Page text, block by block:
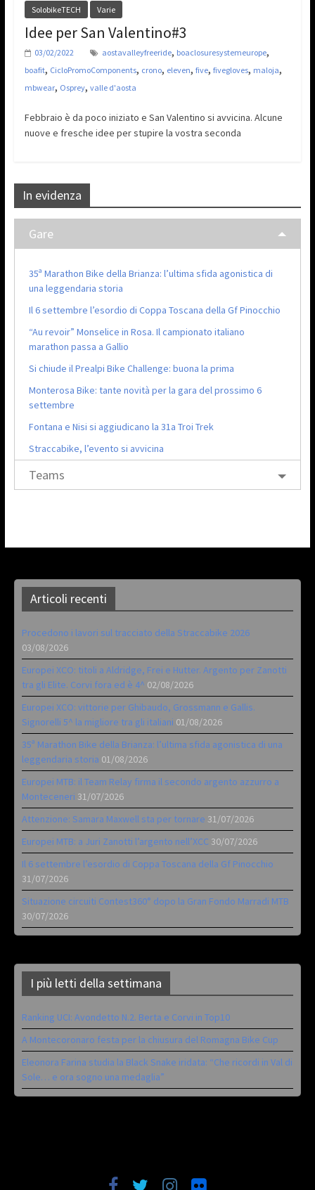
SolobikeTECH Varie
Idee per San Valentino#3
03/02/2022 aostavalleyfreeride, boaclosuresystemeurope,
boafit, CicloPromoComponents, crono, eleven, five, fivegloves, maloja,
mbwear, Osprey, valle d'aosta
Febbraio è da poco iniziato e San Valentino si avvicina. Alcune
nuove e fresche idee per stupire la vostra seconda
In evidenza
Gare
35ª Marathon Bike della Brianza: l’ultima sfida agonistica di
una leggendaria storia
Il 6 settembre l’esordio di Coppa Toscana della Gf Pinocchio
“Au revoir” Monselice in Rosa. Il campionato italiano
marathon passa a Gallio
Si chiude il Prealpi Bike Challenge: buona la prima
Monterosa Bike: tante novità per la gara del prossimo 6
settembre
Fontana e Nisi si aggiudicano la 31a Troi Trek
Straccabike, l’evento si avvicina
Teams
Articoli recenti
Procedono i lavori sul tracciato della Straccabike 2026
03/08/2026
Europei XCO: titoli a Aldridge, Frei e Hutter. Argento per Zanotti
tra gli Elite. Corvi fora ed è 4^ 02/08/2026
Europei XCO: vittorie per Ghibaudo, Grossmann e Gallis.
Signorelli 5^ la migliore tra gli italiani 01/08/2026
35ª Marathon Bike della Brianza: l’ultima sfida agonistica di una
leggendaria storia 01/08/2026
Europei MTB: il Team Relay firma il secondo argento azzurro a
Monteceneri 31/07/2026
Attenzione: Samara Maxwell sta per tornare 31/07/2026
Europei MTB: a Juri Zanotti l’argento nell’XCC 30/07/2026
Il 6 settembre l’esordio di Coppa Toscana della Gf Pinocchio
31/07/2026
Situazione circuiti Contest360° dopo la Gran Fondo Marradi MTB
30/07/2026
I più letti della settimana
Ranking UCI: Avondetto N.2. Berta e Corvi in Top10
A Montecoronaro festa per la chiusura del Romagna Bike Cup
Eleonora Farina studia la Black Snake iridata: “Che ricordi in Val di
Sole… e ora sogno una medaglia”